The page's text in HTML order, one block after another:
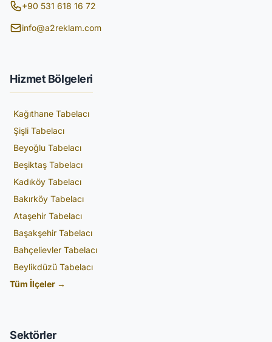
+90 531 618 16 72
info@a2reklam.com
Hizmet Bölgeleri
Kağıthane Tabelacı
Şişli Tabelacı
Beyoğlu Tabelacı
Beşiktaş Tabelacı
Kadıköy Tabelacı
Bakırköy Tabelacı
Ataşehir Tabelacı
Başakşehir Tabelacı
Bahçelievler Tabelacı
Beylikdüzü Tabelacı
Tüm İlçeler →
Sektörler